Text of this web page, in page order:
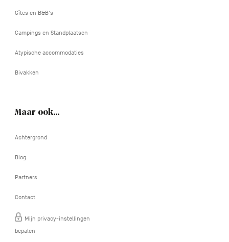
Gîtes en B&B's
Campings en Standplaatsen
Atypische accommodaties
Bivakken
Maar ook…
Achtergrond
Blog
Partners
Contact
Mijn privacy-instellingen
bepalen